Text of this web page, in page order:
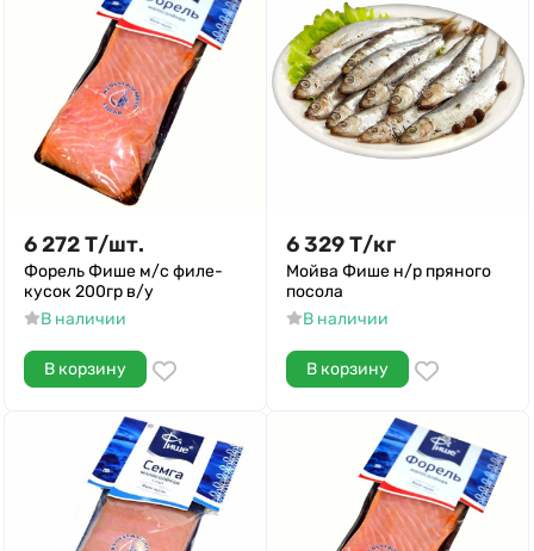
6 272Т/шт.
Форель Фише м/с филе-
кусок 200гр в/у
В наличии
В корзину
6 329Т/кг
Мойва Фише н/р пряного
посола
В наличии
В корзину